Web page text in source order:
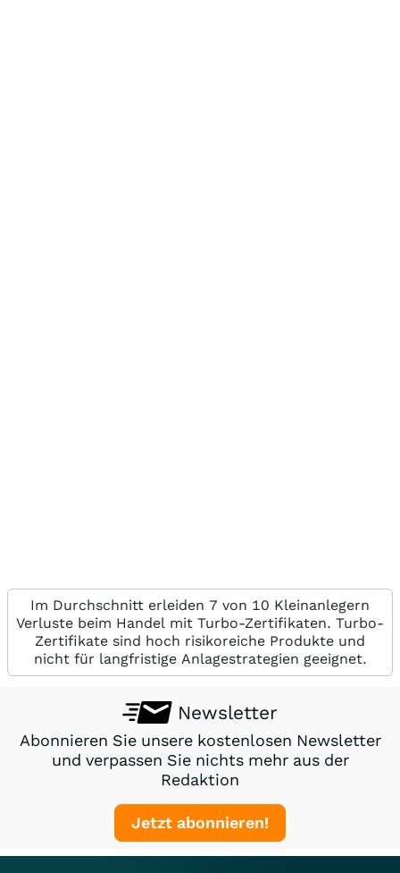
Im Durchschnitt erleiden 7 von 10 Kleinanlegern
Verluste beim Handel mit Turbo-Zertifikaten. Turbo-
Zertifikate sind hoch risikoreiche Produkte und
nicht für langfristige Anlagestrategien geeignet.
Newsletter
Abonnieren Sie unsere kostenlosen Newsletter
und verpassen Sie nichts mehr aus der
Redaktion
Jetzt abonnieren!